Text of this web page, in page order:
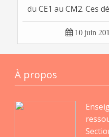
du CE1 au CM2. Ces
 10 juin
À propos